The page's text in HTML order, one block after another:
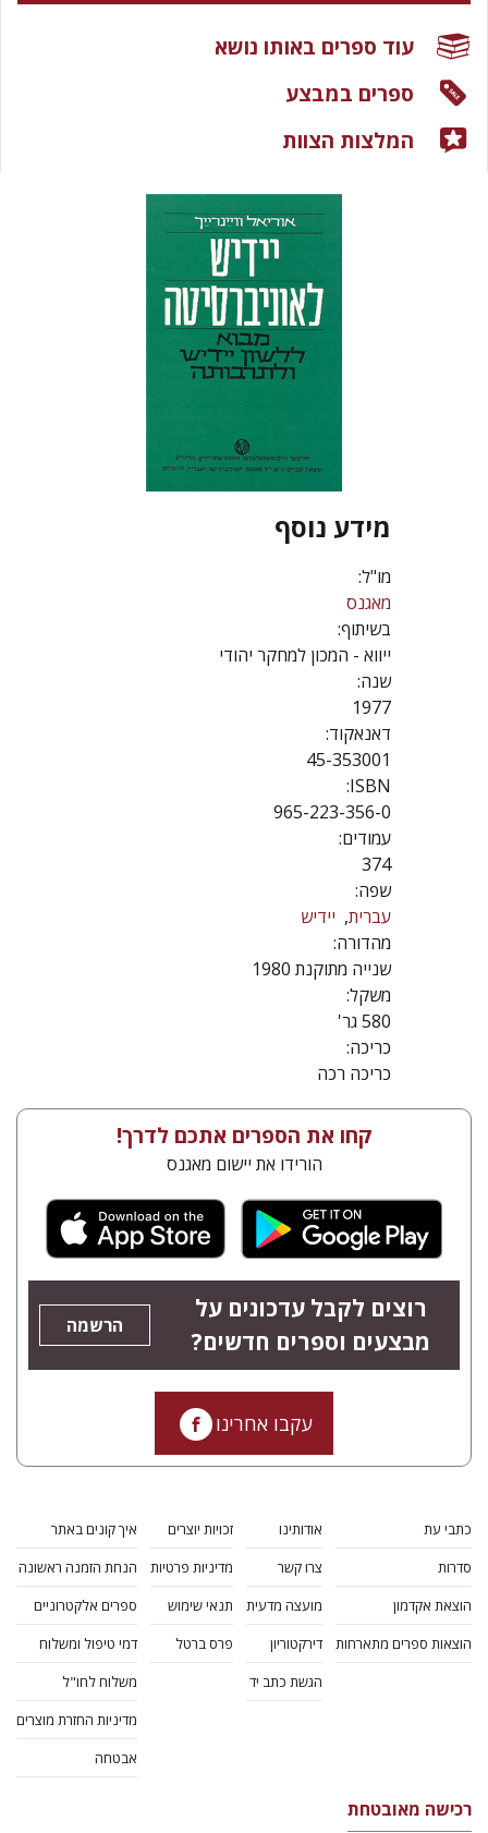
מידע נוסף
מו"ל:
מאגנס
בשיתוף:
ייווא - המכון למחקר יהודי
שנה:
1977
דאנאקוד:
45-353001
ISBN:
965-223-356-0
עמודים:
374
שפה:
עברית יידיש
מהדורה:
שנייה מתוקנת 1980
משקל:
580 גר'
כריכה:
כריכה רכה
עוד ספרים באותו נושא
ספרים במבצע
המלצות הצוות
קחו את הספרים אתכם לדרך!
הורידו את יישום מאגנס
רוצים לקבל עדכונים על
מבצעים וספרים חדשים?
הרשמה
עקבו אחרינו
כתבי עת
סדרות
הוצאת אקדמון
הוצאות ספרים מתארחות
אודותינו
צרו קשר
מועצה מדעית
דירקטוריון
הגשת כתב יד
זכויות יוצרים
מדיניות פרטיות
תנאי שימוש
פרס ברטל
איך קונים באתר
הנחת הזמנה ראשונה
ספרים אלקטרוניים
דמי טיפול ומשלוח
משלוח לחו"ל
מדיניות החזרת מוצרים
אבטחה
רכישה מאובטחת